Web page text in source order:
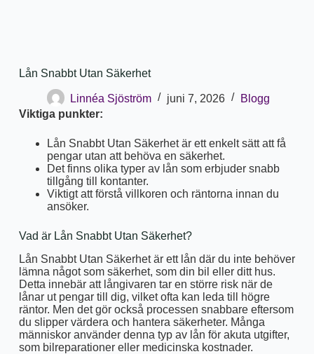
Lån Snabbt Utan Säkerhet
Linnéa Sjöström juni 7, 2026
Blogg
Viktiga punkter:
Lån Snabbt Utan Säkerhet är ett enkelt sätt att få
pengar utan att behöva en säkerhet.
Det finns olika typer av lån som erbjuder snabb
tillgång till kontanter.
Viktigt att förstå villkoren och räntorna innan du
ansöker.
Vad är Lån Snabbt Utan Säkerhet?
Lån Snabbt Utan Säkerhet är ett lån där du inte behöver
lämna något som säkerhet, som din bil eller ditt hus.
Detta innebär att långivaren tar en större risk när de
lånar ut pengar till dig, vilket ofta kan leda till högre
räntor. Men det gör också processen snabbare eftersom
du slipper värdera och hantera säkerheter. Många
människor använder denna typ av lån för akuta utgifter,
som bilreparationer eller medicinska kostnader.